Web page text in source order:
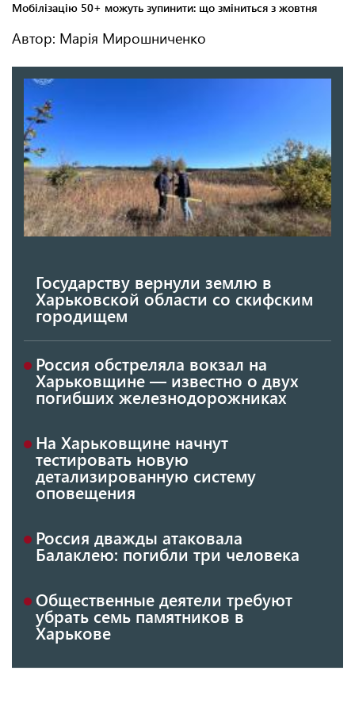
Автор: Марія Мирошниченко
Государству вернули землю в
Харьковской области со скифским
городищем
Россия обстреляла вокзал на
Харьковщине — известно о двух
погибших железнодорожниках
На Харьковщине начнут
тестировать новую
детализированную систему
оповещения
Россия дважды атаковала
Балаклею: погибли три человека
Общественные деятели требуют
убрать семь памятников в
Харькове